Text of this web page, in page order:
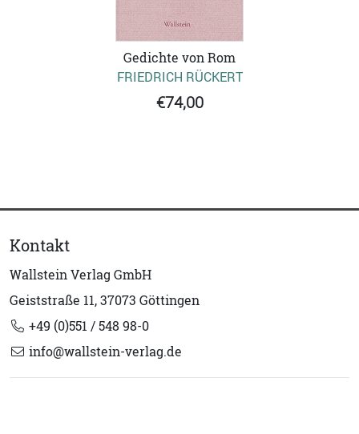
Gedichte von Rom
FRIEDRICH RÜCKERT
€74,00
Kontakt
Wallstein Verlag GmbH
Geiststraße 11, 37073 Göttingen
+49 (0)551 / 548 98-0
info@wallstein-verlag.de